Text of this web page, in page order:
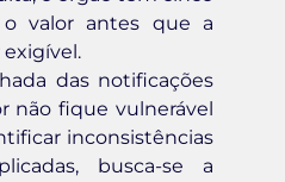
o valor antes que a
das notificações
não fique vulnerável
inconsistências
busca-se a